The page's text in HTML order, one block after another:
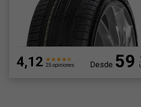
4,12 25 opiniones Desde 59